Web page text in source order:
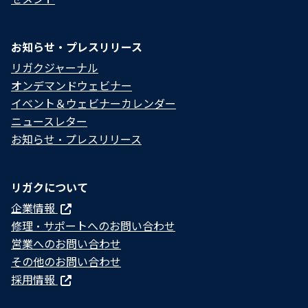
お知らせ・プレスリリース
リガクジャーナル
オンデマンドウェビナー
イベント＆ウェビナーカレンダー
ニュースレター
お知らせ・プレスリリース
リガクについて
企業情報
修理・サポートへのお問い合わせ
営業へのお問い合わせ
その他のお問い合わせ
採用情報